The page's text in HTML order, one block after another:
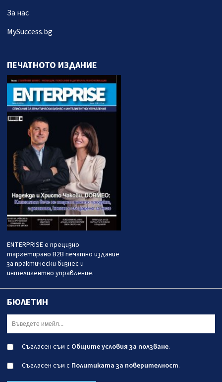
За нас
MySuccess.bg
ПЕЧАТНОТО ИЗДАНИЕ
ENTERPRISE е прецизно
таргетирано B2B печатно издание
за практически бизнес и
интелигентно управление.
БЮЛЕТИН
Съгласен съм с Общите условия за ползване.
Съгласен съм с Политиката за поверителност.